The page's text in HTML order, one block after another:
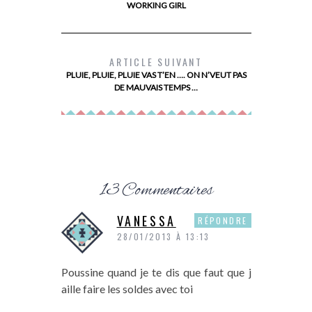
MES BOTTINES SCHOLL
WORKING GIRL
ARTICLE SUIVANT
PLUIE, PLUIE, PLUIE VAS T’EN …. ON N’VEUT PAS
DE MAUVAIS TEMPS …
13 Commentaires
VANESSA
28/01/2013 À 13:13
Poussine quand je te dis que faut que j
aille faire les soldes avec toi
RÉPONDRE